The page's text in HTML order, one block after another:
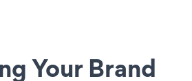
Your Brand